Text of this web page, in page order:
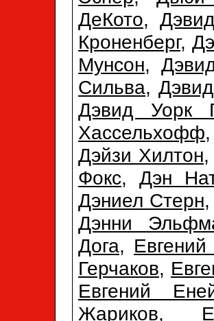
ДеКото,
Кроненберг,
Мунсон,
Сильва,
Дэвид Уорк
Хассельхофф
Дэйзи Хилтон
Фокс, Дэн
Дэниел Стерн
Дэнни
Дога,
Герчаков,
Евгений
Жариков,